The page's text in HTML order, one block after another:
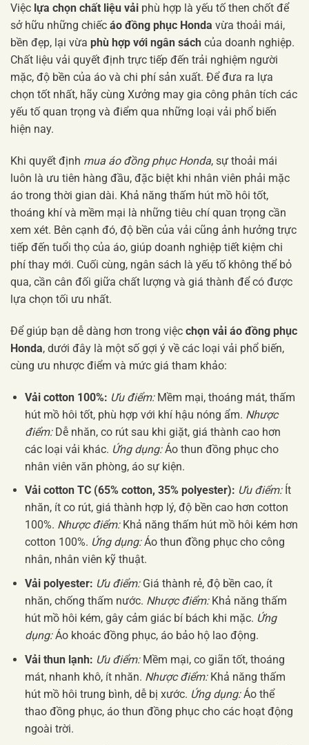
Việc lựa chọn chất liệu vải phù hợp là yếu tố then chốt để
sở hữu những chiếc áo đồng phục Honda vừa thoải mái,
bền đẹp, lại vừa phù hợp với ngân sách của doanh nghiệp.
Chất liệu vải quyết định trực tiếp đến trải nghiệm người
mặc, độ bền của áo và chi phí sản xuất. Để đưa ra lựa
chọn tốt nhất, hãy cùng Xưởng may gia công phân tích các
yếu tố quan trọng và điểm qua những loại vải phổ biến
hiện nay.
Khi quyết định mua áo đồng phục Honda, sự thoải mái
luôn là ưu tiên hàng đầu, đặc biệt khi nhân viên phải mặc
áo trong thời gian dài. Khả năng thấm hút mồ hôi tốt,
thoáng khí và mềm mại là những tiêu chí quan trọng cần
xem xét. Bên cạnh đó, độ bền của vải cũng ảnh hưởng trực
tiếp đến tuổi thọ của áo, giúp doanh nghiệp tiết kiệm chi
phí thay mới. Cuối cùng, ngân sách là yếu tố không thể bỏ
qua, cần cân đối giữa chất lượng và giá thành để có được
lựa chọn tối ưu nhất.
Để giúp bạn dễ dàng hơn trong việc chọn vải áo đồng phục
Honda, dưới đây là một số gợi ý về các loại vải phổ biến,
cùng ưu nhược điểm và mức giá tham khảo:
Vải cotton 100%: Ưu điểm:Mềm mại, thoáng mát, thấm
hút mồ hôi tốt, phù hợp với khí hậu nóng ẩm. Nhược
điểm:Dễ nhăn, co rút sau khi giặt, giá thành cao hơn
các loại vải khác. Ứng dụng:Áo thun đồng phục cho
nhân viên văn phòng, áo sự kiện.
Vải cotton TC (65% cotton, 35% polyester): Ưu điểm:Ít
nhăn, ít co rút, giá thành hợp lý, độ bền cao hơn cotton
100%. Nhược điểm:Khả năng thấm hút mồ hôi kém hơn
cotton 100%. Ứng dụng:Áo thun đồng phục cho công
nhân, nhân viên kỹ thuật.
Vải polyester: Ưu điểm:Giá thành rẻ, độ bền cao, ít
nhăn, chống thấm nước. Nhược điểm:Khả năng thấm
hút mồ hôi kém, gây cảm giác bí bách khi mặc. Ứng
dụng:Áo khoác đồng phục, áo bảo hộ lao động.
Vải thun lạnh: Ưu điểm:Mềm mại, co giãn tốt, thoáng
mát, nhanh khô, ít nhăn. Nhược điểm:Khả năng thấm
hút mồ hôi trung bình, dễ bị xước. Ứng dụng:Áo thể
thao đồng phục, áo thun đồng phục cho các hoạt động
ngoài trời.